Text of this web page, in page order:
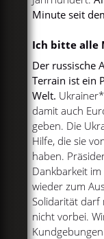
Minute seit
Ich bitte alle
Der russische
Terrain ist ein
Welt.
damit auch
geben. Die
Hilfe, die sie
haben.
Dankbarkeit
wieder zum
Solidarität
nicht vorbei.